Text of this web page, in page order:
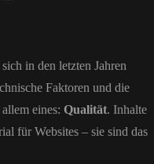
in den letzten Jahren
Faktoren und die
eines: Qualität. Inhalte
für Websites – sie sind das